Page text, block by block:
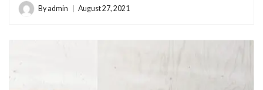
By admin August 27, 2021